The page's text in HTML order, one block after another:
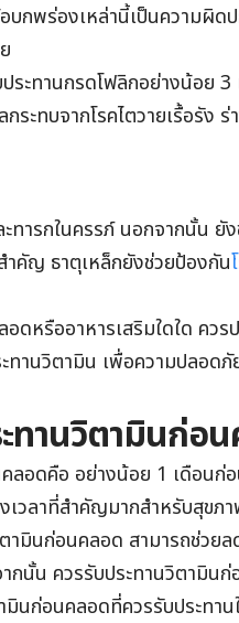
บกพร่องเหล่านี้เป็นความผิด
ระทานกรดโฟลิกอย่างน้อย
ะทบจากโรคไตวายเรื้อรัง ร่
ารกในครรภ์ นอกจากนั้น ยัง
ำคัญ ธาตุเหล็กยังช่วยป้องกัน
ดหรืออาหารเสริมใดใด คว
ทานวิตามิน เพื่อความปลอ
ะทานวิตามินก่อ
ลอดคือ อย่างน้อย 1 เดือนก่
เวลาที่สำคัญมากสำหรับสุขภ
มินก่อนคลอด สามารถช่วยล
นั้น ควรรับประทานวิตามินก่
ก่อนคลอดที่ควรรับประทาน